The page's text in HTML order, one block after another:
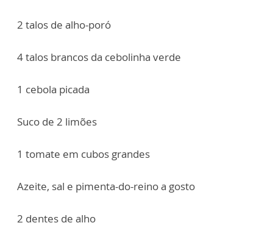
2 talos de alho-poró
4 talos brancos da cebolinha verde
1 cebola picada
Suco de 2 limões
1 tomate em cubos grandes
Azeite, sal e pimenta-do-reino a gosto
2 dentes de alho